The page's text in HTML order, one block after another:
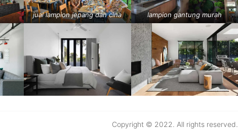
jual lampion jepang dan cina lampion gantung murah
Copyright © 2022. All rights reserved.